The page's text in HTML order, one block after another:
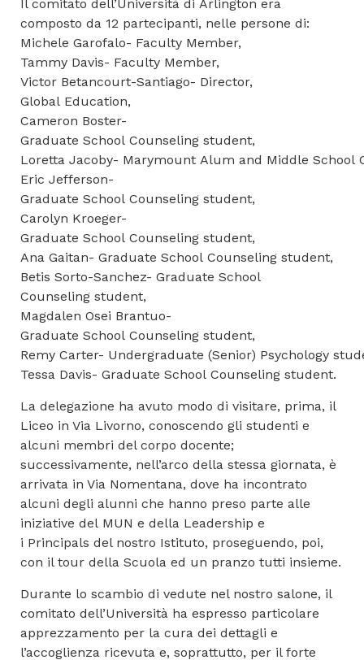
Il comitato dell’Università di Arlington era
composto da 12 partecipanti, nelle persone di:
Michele Garofalo- Faculty Member,
Tammy Davis- Faculty Member,
Victor Betancourt-Santiago- Director,
Global Education,
Cameron Boster-
Graduate School Counseling student,
Loretta Jacoby- Marymount Alum and Middle School
Eric Jefferson-
Graduate School Counseling student,
Carolyn Kroeger-
Graduate School Counseling student,
Ana Gaitan- Graduate School Counseling student,
Betis Sorto-Sanchez- Graduate School
Counseling student,
Magdalen Osei Brantuo-
Graduate School Counseling student,
Remy Carter- Undergraduate (Senior) Psychology
Tessa Davis- Graduate School Counseling student.
La delegazione ha avuto modo di visitare, prima, il
Liceo in Via Livorno, conoscendo gli studenti e
alcuni membri del corpo docente;
successivamente, nell’arco della stessa giornata, è
arrivata in Via Nomentana, dove ha incontrato
alcuni degli alunni che hanno preso parte alle
iniziative del MUN e della Leadership e
i Principals del nostro Istituto, proseguendo, poi,
con il tour della Scuola ed un pranzo tutti insieme.
Durante lo scambio di vedute nel nostro salone, il
comitato dell’Università ha espresso particolare
apprezzamento per la cura dei dettagli e
l’accoglienza ricevuta e, soprattutto, per il forte